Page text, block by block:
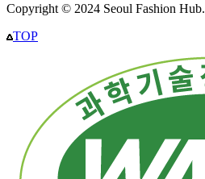
Copyright © 2024 Seoul Fashion
TOP